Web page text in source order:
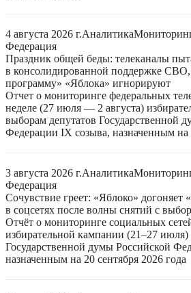
4 августа 2026 г.Аналитика
Федерация
Праздник общей беды: телеканалы
в консолидированной поддержке
программу» «Яблока» игнорируют
Отчет о мониторинге федеральных
неделе (27 июля — 2 августа)
выборам депутатов Государственной
Федерации IX созыва, назначенным на
3 августа 2026 г.Аналитика
Федерация
Сочувствие греет: «Яблоко»
в соцсетях после волны снятий с
Отчёт о мониторинге социальных
избирательной кампании (21–27
Государственной думы Российской
назначенным на 20 сентября 2026 года